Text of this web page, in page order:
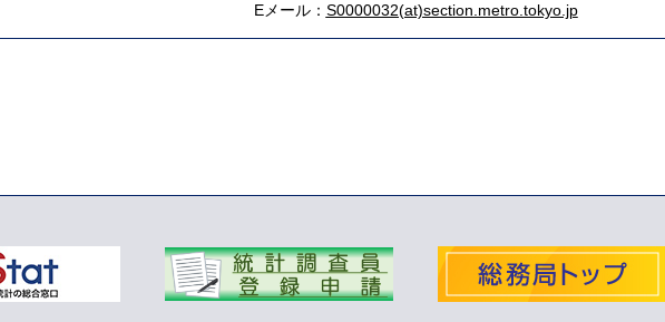
Eメール： S0000032(at)section.metro.tokyo.jp